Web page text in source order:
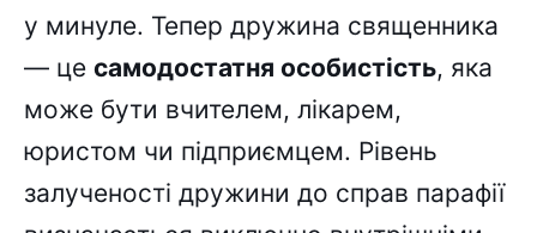
у минуле. Тепер дружина священника
— це самодостатня особистість, яка
може бути вчителем, лікарем,
юристом чи підприємцем. Рівень
залученості дружини до справ парафії